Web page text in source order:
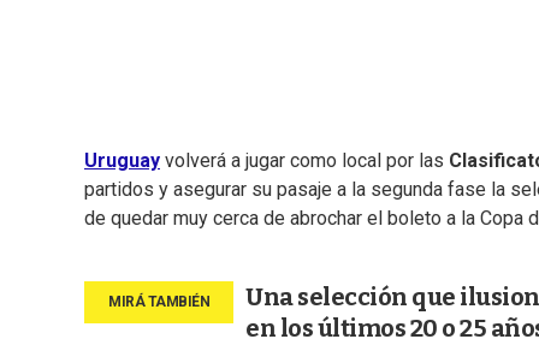
Uruguay volverá a jugar como local por las
partidos y asegurar su pasaje a la segunda fase la
de quedar muy cerca de abrochar el boleto a la Copa
Una selección que
en los últimos 20 o 25